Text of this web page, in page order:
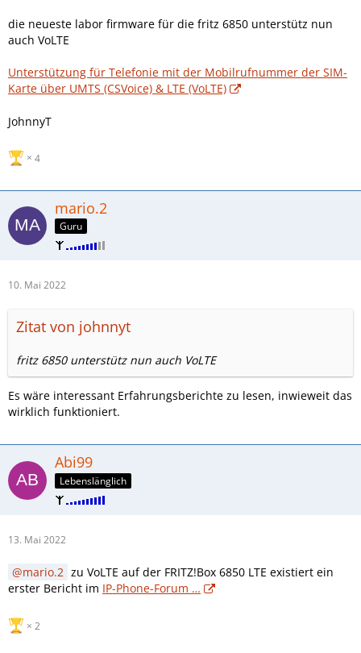
die neueste labor firmware für die fritz 6850 unterstütz nun
auch VoLTE
Unterstützung für Telefonie mit der Mobilrufnummer der SIM-
Karte über UMTS (CSVoice) & LTE (VoLTE)
JohnnyT
4
mario.2
Guru
10. Mai 2022
Zitat von johnnyt
fritz 6850 unterstütz nun auch VoLTE
Es wäre interessant Erfahrungsberichte zu lesen, inwieweit das
wirklich funktioniert.
Abi99
Lebenslänglich
13. Mai 2022
mario.2 zu VoLTE auf der FRITZ!Box 6850 LTE existiert ein
erster Bericht im IP-Phone-Forum …
2